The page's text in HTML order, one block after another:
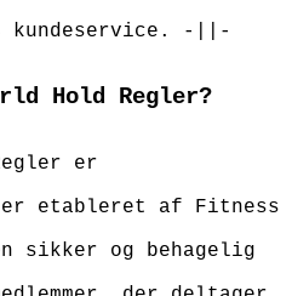
kundeservice. -||-
Hold Regler?
er
etableret af Fitness
sikker og behagelig